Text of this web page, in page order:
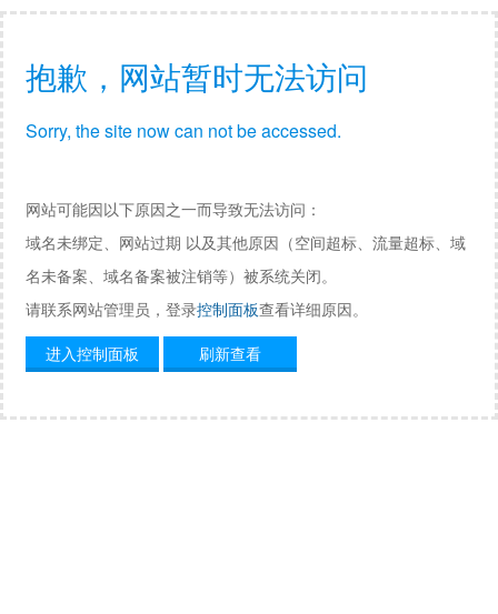
抱歉，网站暂时无法访问
Sorry, the site now can not be accessed.
网站可能因以下原因之一而导致无法访问：
域名未绑定、网站过期 以及其他原因（空间超标、流量超标、域
名未备案、域名备案被注销等）被系统关闭。
请联系网站管理员，登录控制面板查看详细原因。
进入控制面板
刷新查看